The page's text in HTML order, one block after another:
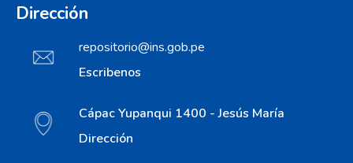
Dirección
repositorio@ins.gob.pe
Escribenos
Cápac Yupanqui 1400 - Jesús María
Dirección